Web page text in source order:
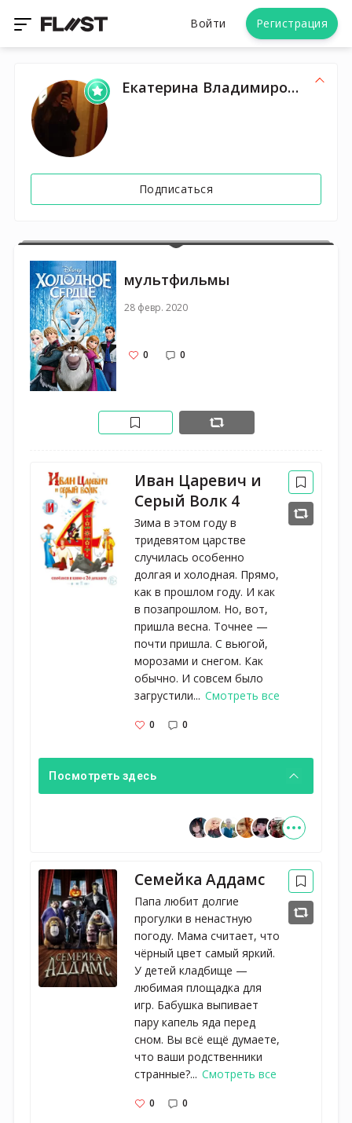
Войти Регистрация
Екатерина Владимировна
Подписаться
мультфильмы
28 февр. 2020
0 0
Иван Царевич и
Серый Волк 4
Зима в этом году в
тридевятом царстве
случилась особенно
долгая и холодная. Прямо,
как в прошлом году. И как
в позапрошлом. Но, вот,
пришла весна. Точнее —
почти пришла. С вьюгой,
морозами и снегом. Как
обычно. И совсем было
загрустили... Смотреть все
0 0
Посмотреть здесь
Семейка Аддамс
Папа любит долгие
прогулки в ненастную
погоду. Мама считает, что
чёрный цвет самый яркий.
У детей кладбище —
любимая площадка для
игр. Бабушка выпивает
пару капель яда перед
сном. Вы всё ещё думаете,
что ваши родственники
странные?... Смотреть все
0 0